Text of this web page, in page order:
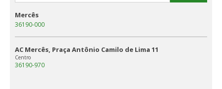
Mercês
36190-000
AC Mercês, Praça Antônio Camilo de Lima 11
Centro
36190-970